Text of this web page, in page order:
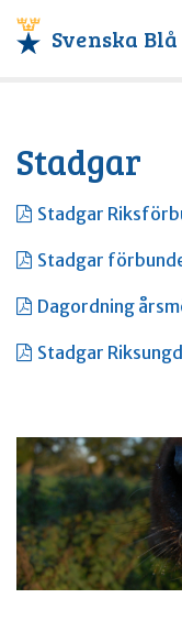
Svenska
Stadgar
Stadgar
Stadgar
Dagordning
Stadgar